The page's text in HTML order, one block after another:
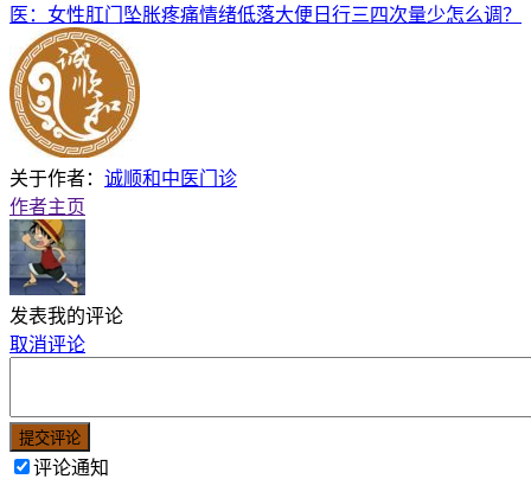
医：女性肛门坠胀疼痛情绪低落大便日行三四次量少怎么调？
关于作者： 诚顺和中医门诊
作者主页
发表我的评论
取消评论
提交评论
评论通知